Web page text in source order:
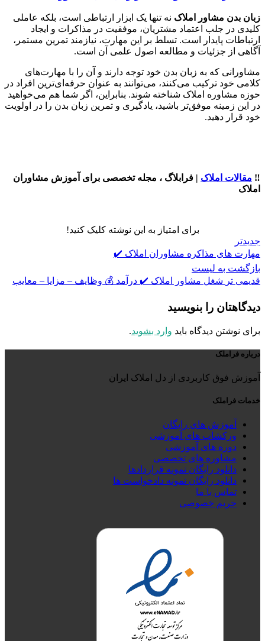
زبان بدن مشاور املاک نه تنها یک ابزار ارتباطی است، بلکه عاملی
کلیدی در جلب اعتماد مشتریان، موفقیت در مذاکرات و ایجاد
ارتباطات پایدار است. تسلط بر این مهارت، نیازمند تمرین مستمر،
آگاهی از جزئیات و مطالعه اصول علمی آن است.
مشاورانی که به زبان بدن خود توجه دارند و آن را با مهارت‌های
کلامی خود ترکیب می‌کنند، می‌توانند به عنوان حرفه‌ای‌ترین افراد در
حوزه مشاوره املاک شناخته شوند. بنابراین، اگر شما هم می‌خواهید
در این زمینه موفق‌تر باشید، یادگیری و تمرین زبان بدن را در اولویت
خود قرار دهید.
‼️ مقالات املاک | فرابلاگ ، مجله تخصصی برای آموزش مشاوران
املاک
برای امتیاز به این نوشته کلیک کنید!
جدیدتر
مهارت های مذاکره مشاوران املاک ✔️
بازگشت به لیست
قدیمی تر شغل مشاور املاک ✔️ درآمد 💰 وظایف – مزایا – معایب
دیدگاهتان را بنویسید
برای نوشتن دیدگاه باید وارد بشوید.
درباره فراملک
آموزش فوق کاربردی از دل املاک ایران
خدمات فراملک
آموزش های رایگان
ورکشاپ های آموزشی
دوره های آموزشی
مشاوره های تخصصی
دانلود رایگان نمونه قراردادها
دانلود رایگان نمونه دادخواست ها
تماس با ما
حریم خصوصی